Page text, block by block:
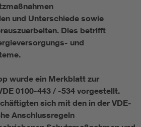
und Unterschiede sowie
Dies betrifft
und
wurde ein Merkblatt zur
0100-443 / -534 vorgestellt.
sich mit den in der VDE-
Anschlussregeln